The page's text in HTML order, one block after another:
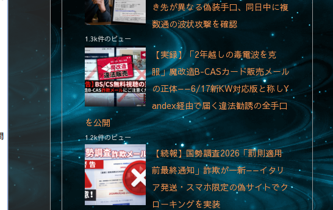
き先が異なる偽装手口、同日中に複
数通の波状攻撃を確認
1.3k件のビュー
【実録】「2年越しの毒電波を克
服」魔改造B-CASカード販売メール
の正体——6/17新KW対応版と称しY
andex経由で届く違法勧誘の全手口
を公開
1.2k件のビュー
【続報】国勢調査2026「罰則適用
前最終通知」詐欺が一新——イタリ
ア発送・スマホ限定の偽サイトでク
ローキングを実装